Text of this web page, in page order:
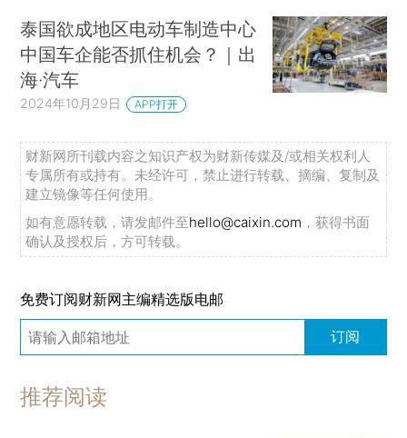
泰国欲成地区电动车制造中心
中国车企能否抓住机会？｜出
海·汽车
2024年10月29日 APP打开
财新网所刊载内容之知识产权为财新传媒及/或相关权利人
专属所有或持有。未经许可，禁止进行转载、摘编、复制及
建立镜像等任何使用。
如有意愿转载，请发邮件至hello@caixin.com ，获得书面
确认及授权后，方可转载。
免费订阅财新网主编精选版电邮
订阅
推荐阅读